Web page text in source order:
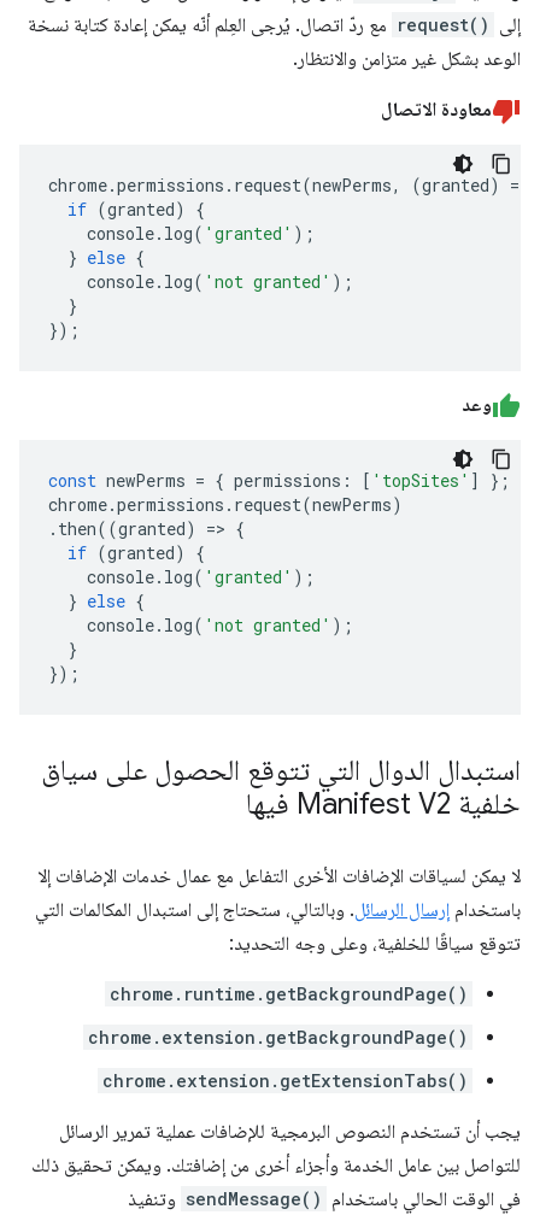
إلى request() مع ردّ اتصال. يُرجى العِلم أنّه يمكن إعادة كتابة نسخة
الوعد بشكل غير متزامن والانتظار.
معاودة الاتصال
chrome.permissions . request(newPerms, (granted) =>
if (granted)
{
console. log( 'granted' );
} else {
console. log( 'not granted' );
}
});
وعد
const newPerms = { permissions : [ 'topSites' ]
};
chrome.permissions . request(newPerms)
. then((granted) => {
if (granted)
{
console. log( 'granted' );
} else {
console. log( 'not granted' );
}
});
استبدال الدوال التي تتوقع الحصول على سياق
خلفية Manifest V2 فيها
لا يمكن لسياقات الإضافات الأخرى التفاعل مع عمال خدمات الإضافات إلا
باستخدام إرسال الرسائل. وبالتالي، ستحتاج إلى استبدال المكالمات التي
تتوقع سياقًا للخلفية، وعلى وجه التحديد:
chrome.runtime.getBackgroundPage()
chrome.extension.getBackgroundPage()
chrome.extension.getExtensionTabs()
يجب أن تستخدم النصوص البرمجية للإضافات عملية تمرير الرسائل
للتواصل بين عامل الخدمة وأجزاء أخرى من إضافتك. ويمكن تحقيق ذلك
في الوقت الحالي باستخدام sendMessage() وتنفيذ